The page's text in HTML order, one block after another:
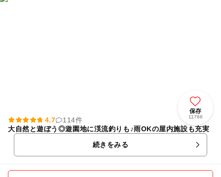
保存
11766
4.7
114件
大自然と遊ぼう◎遊園地に渓流釣りも♪雨OKの屋内施設も充実
続きをみる